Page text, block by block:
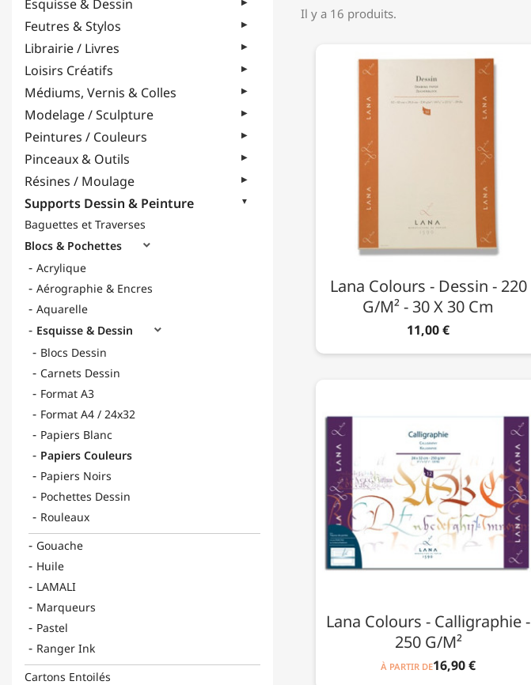
Esquisse & Dessin
Feutres & Stylos
Librairie / Livres
Loisirs Créatifs
Médiums, Vernis & Colles
Modelage / Sculpture
Peintures / Couleurs
Pinceaux & Outils
Résines / Moulage
Supports Dessin & Peinture
Baguettes et Traverses
Blocs & Pochettes

Acrylique
Aérographie & Encres
Aquarelle
Esquisse & Dessin

Blocs Dessin
Carnets Dessin
Format A3
Format A4 / 24x32
Papiers Blanc
Papiers Couleurs
Papiers Noirs
Pochettes Dessin
Rouleaux
Gouache
Huile
LAMALI
Marqueurs
Pastel
Ranger Ink
Cartons Entoilés
Il y a 16 produits.
Lana Colours - Dessin - 220
G/m² - 30 X 30 Cm
11,00 €
Lana Colours - Calligraphie -
250 G/m²
À PARTIR DE16,90 €